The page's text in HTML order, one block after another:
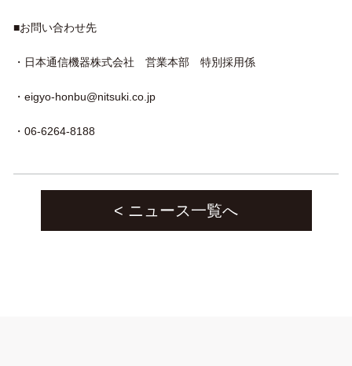
■お問い合わせ先
・日本通信機器株式会社 営業本部 特別採用係
・eigyo-honbu@nitsuki.co.jp
・06-6264-8188
< ニュース一覧へ